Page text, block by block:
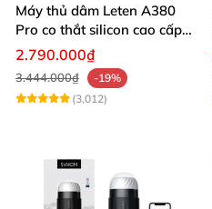
Máy thủ dâm Leten A380
Pro co thắt silicon cao cấp
vỏ nhựa ABS
2.790.000₫
3.444.000₫
-19%
(3,012)